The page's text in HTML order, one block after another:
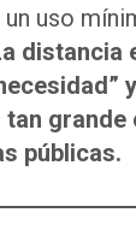
uso
distancia
grande
públicas.